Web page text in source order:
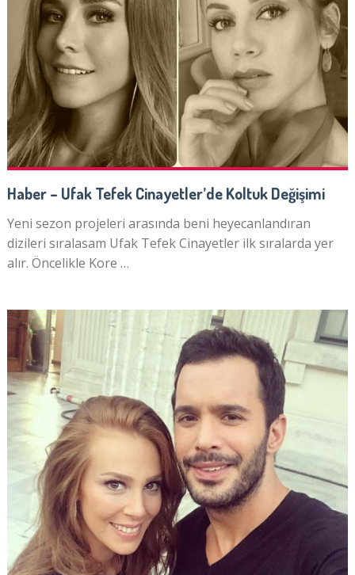
Haber – Ufak Tefek Cinayetler’de Koltuk Değişimi
Yeni sezon projeleri arasında beni heyecanlandıran
dizileri sıralasam Ufak Tefek Cinayetler ilk sıralarda yer
alır. Öncelikle Kore …